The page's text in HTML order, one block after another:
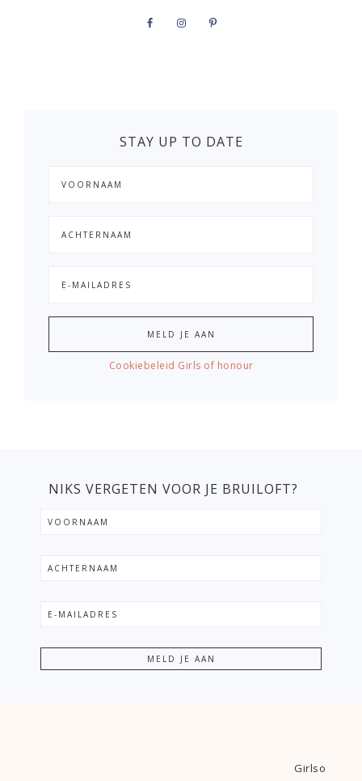
STAY UP TO DATE
Cookiebeleid Girls of honour
NIKS VERGETEN VOOR JE BRUILOFT?
Girlso